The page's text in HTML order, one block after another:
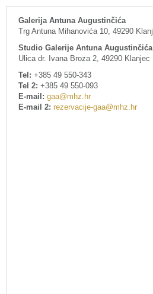
Galerija Antuna Augustinčića
Trg Antuna Mihanovića 10, 49290
Studio Galerije Antuna Augustinčića
Ulica dr. Ivana Broza 2, 49290 Klanjec
Tel: +385 49 550-343
Tel 2: +385 49 550-093
E-mail: gaa@mhz.hr
E-mail 2: rezervacije-gaa@mhz.hr